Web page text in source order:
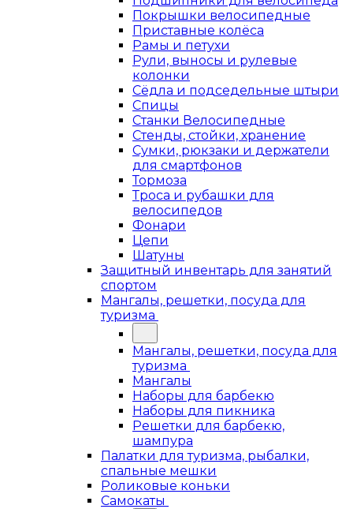
Покрышки велосипедные
Приставные колёса
Рамы и петухи
Рули, выносы и рулевые
колонки
Сёдла и подседельные штыри
Спицы
Станки Велосипедные
Стенды, стойки, хранение
Сумки, рюкзаки и держатели
для смартфонов
Тормоза
Троса и рубашки для
велосипедов
Фонари
Цепи
Шатуны
Защитный инвентарь для занятий
спортом
Мангалы, решетки, посуда для
туризма
Мангалы, решетки, посуда для
туризма
Мангалы
Наборы для барбекю
Наборы для пикника
Решетки для барбекю,
шампура
Палатки для туризма, рыбалки,
спальные мешки
Роликовые коньки
Самокаты